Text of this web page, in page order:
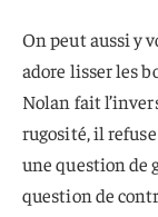
On peut aussi y
adore lisser les
Nolan fait
rugosité, il
une question de
question de